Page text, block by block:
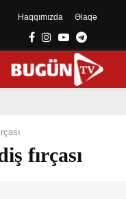
Haqqımızda Əlaqə
Facebook
Instagram
YoutubeTelegram
fırçası